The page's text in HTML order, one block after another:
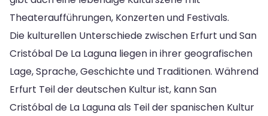
Theateraufführungen, Konzerten und Festivals.
Die kulturellen Unterschiede zwischen Erfurt und San
Cristóbal De La Laguna liegen in ihrer geografischen
Lage, Sprache, Geschichte und Traditionen. Während
Erfurt Teil der deutschen Kultur ist, kann San
Cristóbal de La Laguna als Teil der spanischen Kultur